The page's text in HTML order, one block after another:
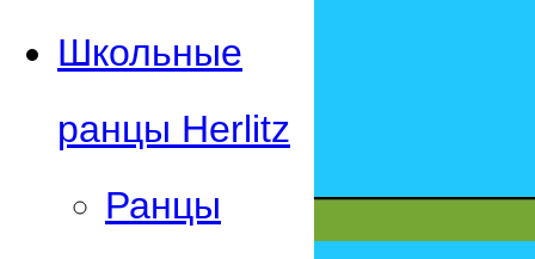
Школьные
ранцы Herlitz
Ранцы